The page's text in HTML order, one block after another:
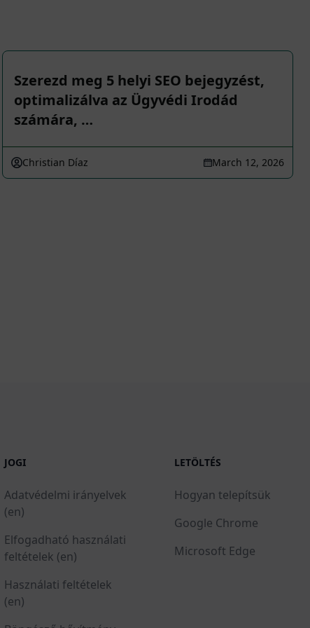
Szerezd meg 5 helyi SEO bejegyzést,
optimalizálva az Ügyvédi Irodád
számára, …
Christian Díaz March 12, 2026
JOGI
Adatvédelmi irányelvek
(en)
Elfogadható használati
feltételek (en)
Használati feltételek
(en)
LETÖLTÉS
Hogyan telepítsük
Google Chrome
Microsoft Edge